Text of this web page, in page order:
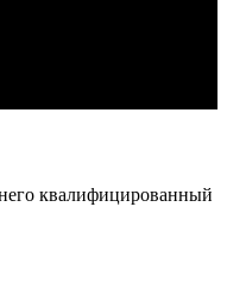
квалифицированный